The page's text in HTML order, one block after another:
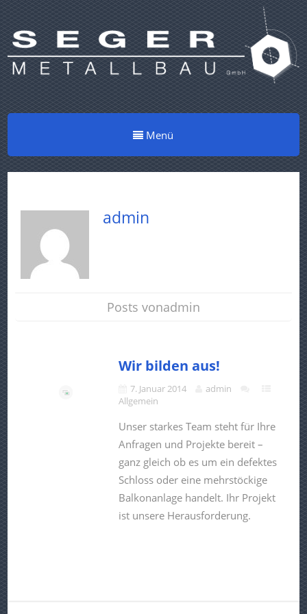
Menü
admin
Posts vonadmin
Wir bilden aus!
7. Januar 2014
admin
Allgemein
Unser starkes Team steht für Ihre
Anfragen und Projekte bereit –
ganz gleich ob es um ein defektes
Schloss oder eine mehrstöckige
Balkonanlage handelt. Ihr Projekt
ist unsere Herausforderung.